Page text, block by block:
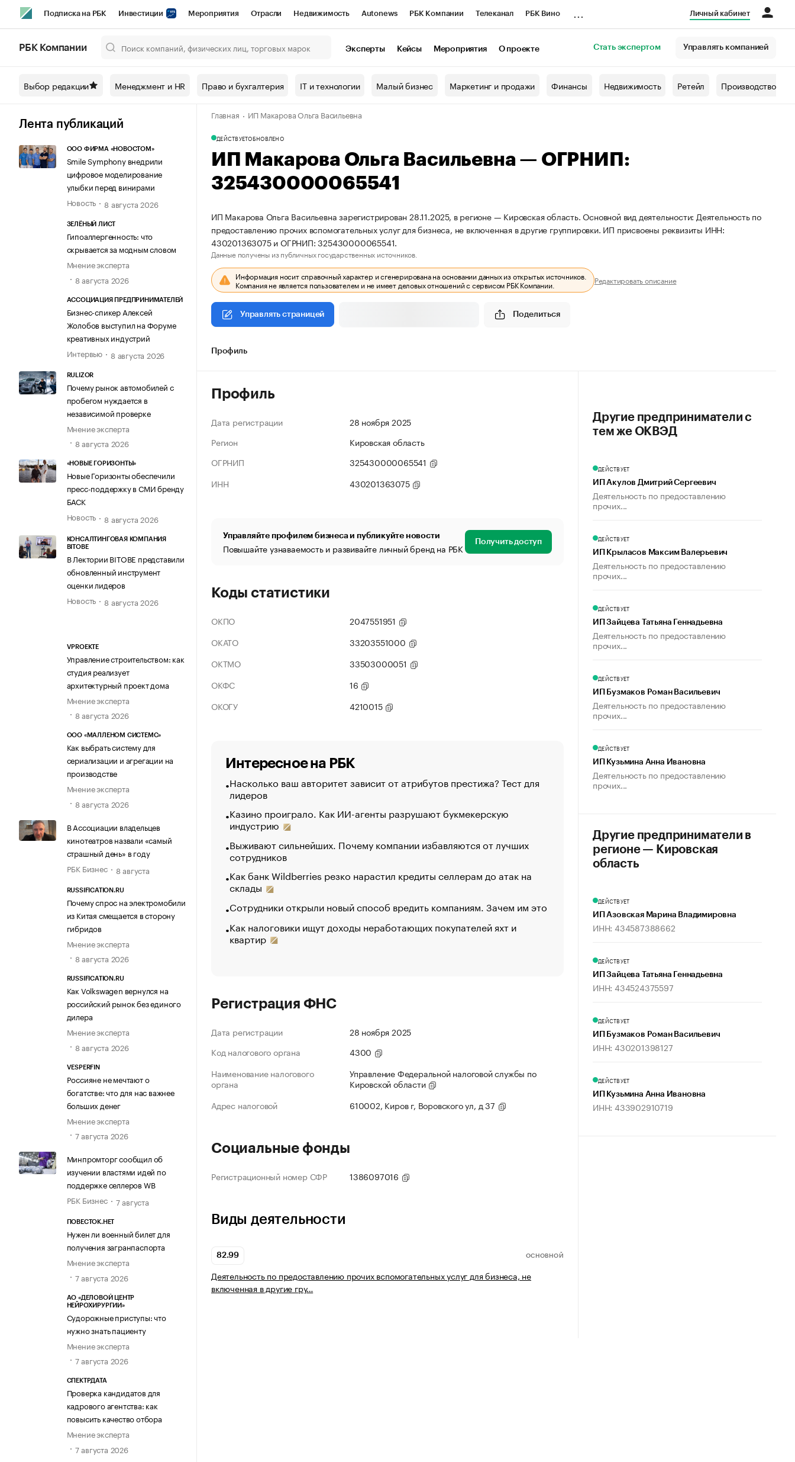
Подписка на РБК Инвестиции Мероприятия Отрасли Недвижимость Autonews РБК Компании Телеканал РБК Вино
Спецпроекты СПб Конференции СПб Спецпроекты Проверка контрагентов
Технологии и медиа Рынок наличной валюты
Личный кабинет
РБК Компании Эксперты Кейсы Мероприятия О проекте Стать экспертом Управлять компанией
Выбор редакции Менеджмент и HR Право и бухгалтерия IT и технологии Малый бизнес Маркетинг и продажи Финансы Недвижимость Ретейл Производство
Лента публикаций
ООО ФИРМА «НОВОСТОМ»
Smile Symphony внедрили
цифровое моделирование
улыбки перед винирами
Новость
8 августа 2026
ЗЕЛЁНЫЙ ЛИСТ
Гипоаллергенность: что
скрывается за модным словом
Мнение эксперта
8 августа 2026
АССОЦИАЦИЯ ПРЕДПРИНИМАТЕЛЕЙ
Бизнес-спикер Алексей
Жолобов выступил на Форуме
креативных индустрий
Интервью
8 августа 2026
RULIZOR
Почему рынок автомобилей с
пробегом нуждается в
независимой проверке
Мнение эксперта
8 августа 2026
«НОВЫЕ ГОРИЗОНТЫ»
Новые Горизонты обеспечили
пресс-поддержку в СМИ бренду
БАСК
Новость
8 августа 2026
КОНСАЛТИНГОВАЯ КОМПАНИЯ
BITOBE
В Лектории BITOBE представили
обновленный инструмент
оценки лидеров
Новость
8 августа 2026
VPROEKTE
Управление строительством: как
студия реализует
архитектурный проект дома
Мнение эксперта
8 августа 2026
ООО «МАЛЛЕНОМ СИСТЕМС»
Как выбрать систему для
сериализации и агрегации на
производстве
Мнение эксперта
8 августа 2026
В Ассоциации владельцев
кинотеатров назвали «самый
страшный день» в году
РБК Бизнес
8 августа
RUSSIFICATION.RU
Почему спрос на электромобили
из Китая смещается в сторону
гибридов
Мнение эксперта
8 августа 2026
RUSSIFICATION.RU
Как Volkswagen вернулся на
российский рынок без единого
дилера
Мнение эксперта
8 августа 2026
VESPERFIN
Россияне не мечтают о
богатстве: что для нас важнее
больших денег
Мнение эксперта
7 августа 2026
Минпромторг сообщил об
изучении властями идей по
поддержке селлеров WB
РБК Бизнес
7 августа
ПОВЕСТОК.НЕТ
Нужен ли военный билет для
получения загранпаспорта
Мнение эксперта
7 августа 2026
АО «ДЕЛОВОЙ ЦЕНТР
НЕЙРОХИРУРГИИ»
Судорожные приступы: что
нужно знать пациенту
Мнение эксперта
7 августа 2026
СПЕКТРДАТА
Проверка кандидатов для
кадрового агентства: как
повысить качество отбора
Мнение эксперта
7 августа 2026
Главная ИП Макарова Ольга Васильевна
ДЕЙСТВУЕТОБНОВЛЕНО
ИП Макарова Ольга Васильевна — ОГРНИП:
325430000065541
ИП Макарова Ольга Васильевна зарегистрирован 28.11.2025, в регионе — Кировская область. Основной вид деятельности: Деятельность по
предоставлению прочих вспомогательных услуг для бизнеса, не включенная в другие группировки. ИП присвоены реквизиты ИНН:
430201363075 и ОГРНИП: 325430000065541.
Данные получены из публичных государственных источников.
Информация носит справочный характер и сгенерирована на основании данных из открытых источников.
Компания не является пользователем и не имеет деловых отношений с сервисом РБК Компании. Редактировать описание
Управлять страницей Поделиться
Профиль
Профиль
Дата регистрации
28 ноября 2025
Регион
Кировская область
ОГРНИП
325430000065541
ИНН
430201363075
Управляйте профилем бизнеса и публикуйте новости
Повышайте узнаваемость и развивайте личный бренд на РБК Получить доступ
Коды статистики
ОКПО
2047551951
ОКАТО
33203551000
ОКТМО
33503000051
ОКФС
16
ОКОГУ
4210015
Интересное на РБК
Насколько ваш авторитет зависит от атрибутов престижа? Тест для
лидеров
Казино проиграло. Как ИИ-агенты разрушают букмекерскую
индустрию
Выживают сильнейших. Почему компании избавляются от лучших
сотрудников
Как банк Wildberries резко нарастил кредиты селлерам до атак на
склады
Сотрудники открыли новый способ вредить компаниям. Зачем им это
Как налоговики ищут доходы неработающих покупателей яхт и
квартир
«От спорта тело стареет иначе». Как живет глава
создавшей GTA
Функции менеджмента: пять ключевых основ
управления
Стресс обеспеченных людей: почему рост доходов
Регистрация ФНС
Дата регистрации
28 ноября 2025
Код налогового органа
4300
Наименование налогового
органа
Управление Федеральной налоговой службы по
Кировской области
Адрес налоговой
610002, Киров г, Воровского ул, д 37
Социальные фонды
Регистрационный номер СФР 1386097016
Виды деятельности
82.99 ОСНОВНОЙ
Деятельность по предоставлению прочих вспомогательных услуг для бизнеса, не
включенная в другие гру…
Другие предприниматели с
тем же ОКВЭД
ДЕЙСТВУЕТ
ИП Акулов Дмитрий Сергеевич
Деятельность по предоставлению
прочих...
ДЕЙСТВУЕТ
ИП Крыласов Максим Валерьевич
Деятельность по предоставлению
прочих...
ДЕЙСТВУЕТ
ИП Зайцева Татьяна Геннадьевна
Деятельность по предоставлению
прочих...
ДЕЙСТВУЕТ
ИП Бузмаков Роман Васильевич
Деятельность по предоставлению
прочих...
ДЕЙСТВУЕТ
ИП Кузьмина Анна Ивановна
Деятельность по предоставлению
прочих...
Другие предприниматели в
регионе — Кировская
область
ДЕЙСТВУЕТ
ИП Азовская Марина Владимировна
ИНН: 434587388662
ДЕЙСТВУЕТ
ИП Зайцева Татьяна Геннадьевна
ИНН: 434524375597
ДЕЙСТВУЕТ
ИП Бузмаков Роман Васильевич
ИНН: 430201398127
ДЕЙСТВУЕТ
ИП Кузьмина Анна Ивановна
ИНН: 433902910719